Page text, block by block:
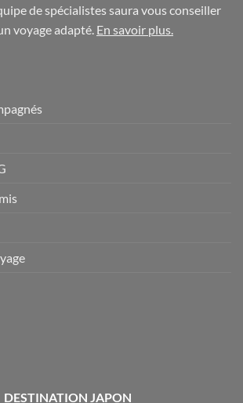
de spécialistes saura vous conseiller
voyage adapté. En savoir plus.
DESTINATION JAPON